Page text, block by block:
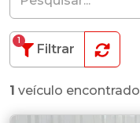
Filtrar
1
1 veículo encontrado